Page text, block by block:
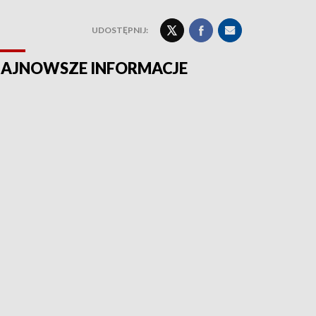
UDOSTĘPNIJ:
INFORMACJE